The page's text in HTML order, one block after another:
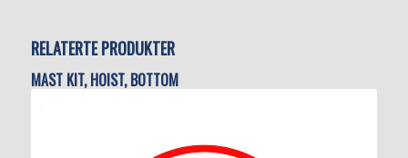
RELATERTE PRODUKTER
MAST KIT, HOIST, BOTTOM